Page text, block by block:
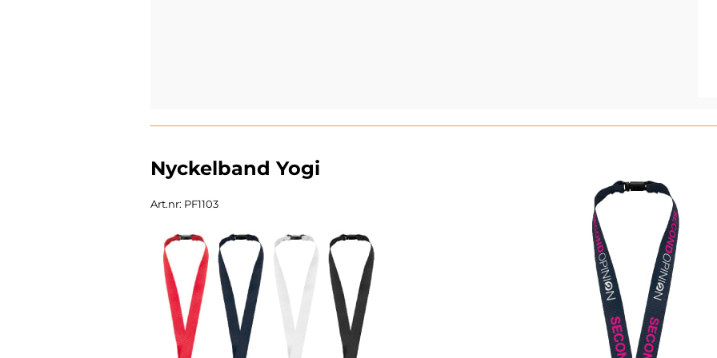
Nyckelband Yogi
Art.nr: PF1103